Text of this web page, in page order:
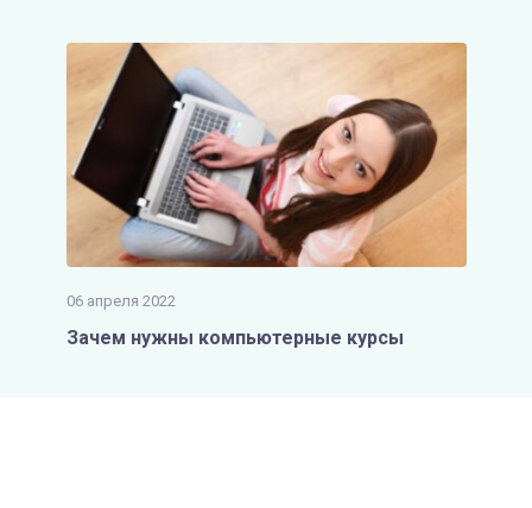
06 апреля 2022
Зачем нужны компьютерные курсы